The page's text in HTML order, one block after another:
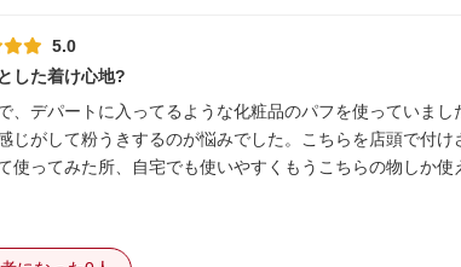
5.0
した着け心地?
、デパートに入ってるような化粧品のパフを使っていまし
じがして粉うきするのが悩みでした。こちらを店頭で付け
使ってみた所、自宅でも使いやすくもうこちらの物しか使